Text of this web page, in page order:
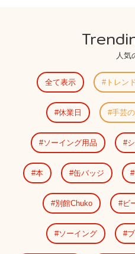
人気
全て表示 トレン
休業日 手芸
ソーイング用品
本 缶バッジ
別館Chuko ビ
ソーイング